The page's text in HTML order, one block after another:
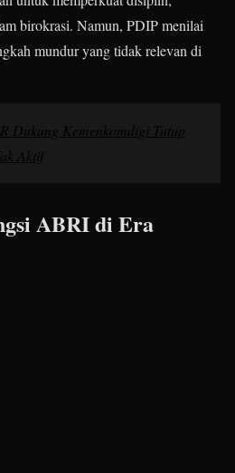
birokrasi. Namun, PDIP menilai
mundur yang tidak relevan di
Dukung Kemenkomdigi Tutup
Aktif
ABRI di Era